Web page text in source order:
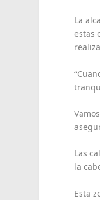
La
estas
Las
la
Esta